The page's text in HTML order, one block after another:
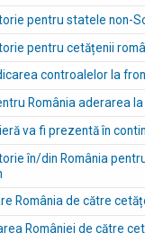
pentru statele non-
pentru cetățenii
controalelor la
România aderarea
va fi prezentă în
în/din România
România de către
României de către